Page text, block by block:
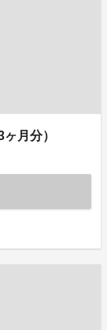
月分）